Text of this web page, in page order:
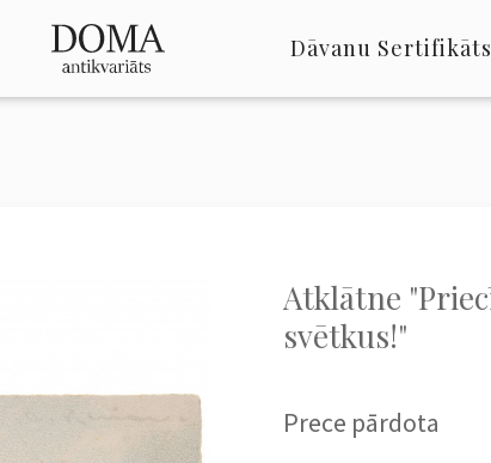
Dāvanu Sertifikāts
Atklātne
svētkus!"
Prece pārdota